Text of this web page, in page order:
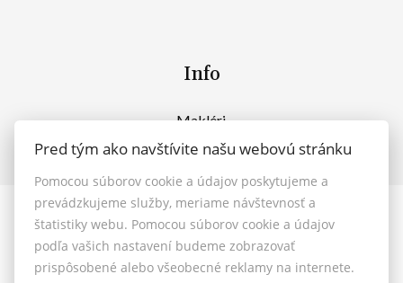
Info
Makléri
Napíšte nám
Kontakt
© 2026 - MAXFIN REAL s.r.o.
Vašinova 125/61, Nitra 949 01, E-mail: reality@maxfinreal.sk
Nastavenie cookies
Pred tým ako navštívite našu webovú stránku
Pomocou súborov cookie a údajov poskytujeme a
prevádzkujeme služby, meriame návštevnosť a
štatistiky webu. Pomocou súborov cookie a údajov
podľa vašich nastavení budeme zobrazovať
prispôsobené alebo všeobecné reklamy na internete.